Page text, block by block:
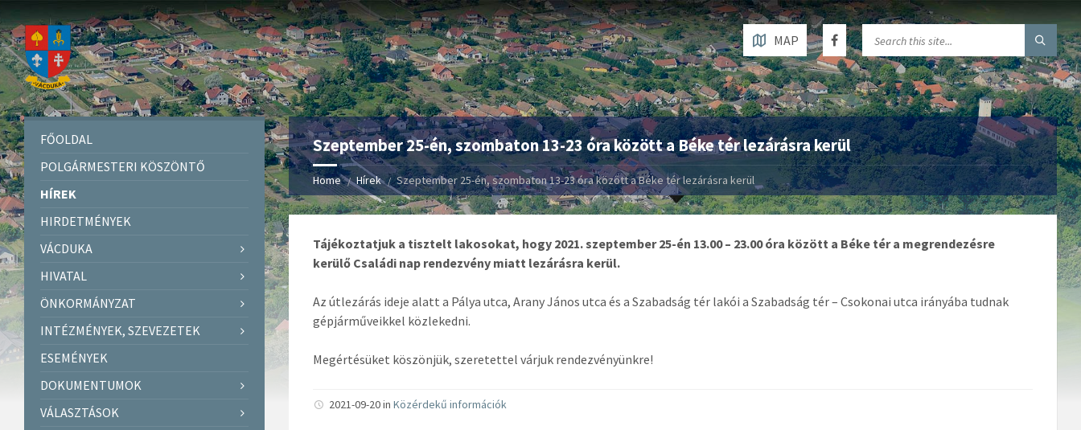
MAP
Szeptember 25-én, szombaton 13-23 óra között a Béke tér lezárásra kerül
Home Hírek Szeptember 25-én, szombaton 13-23 óra között a Béke tér lezárásra kerül
Tájékoztatjuk a tisztelt lakosokat, hogy 2021. szeptember 25-én 13.00 – 23.00 óra között a Béke tér a megrendezésre
kerülő Családi nap rendezvény miatt lezárásra kerül.
Az útlezárás ideje alatt a Pálya utca, Arany János utca és a Szabadság tér lakói a Szabadság tér – Csokonai utca irányába tudnak
gépjárműveikkel közlekedni.
Megértésüket köszönjük, szeretettel várjuk rendezvényünkre!
2021-09-20 in Közérdekű információk
FŐOLDAL
POLGÁRMESTERI KÖSZÖNTŐ
HÍREK
HIRDETMÉNYEK
VÁCDUKA
HIVATAL
ÖNKORMÁNYZAT
INTÉZMÉNYEK, SZEVEZETEK
ESEMÉNYEK
DOKUMENTUMOK
VÁLASZTÁSOK